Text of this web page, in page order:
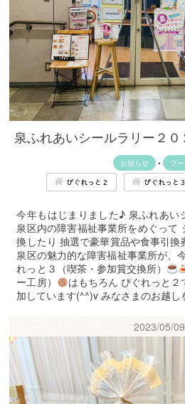
泉ふれあいシールラリー２
お知らせ • ブ
ぴぐれっと２ ぴぐれっと３
今年もはじまりました♪ 泉ふれあい
泉区内の障害福祉事業所をめぐって
換したり 抽選で豪華賞品や食事引換
泉区の魅力的な障害福祉事業所が、
れっと３（喫茶・参加賞交換所）
ー工房）
はもちろん ぴぐれっと
加しています(^^)v みなさまのお越し
2023/05/09